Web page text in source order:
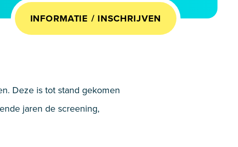
INFORMATIE / INSCHRIJVEN
Deze is tot stand gekomen
jaren de screening,